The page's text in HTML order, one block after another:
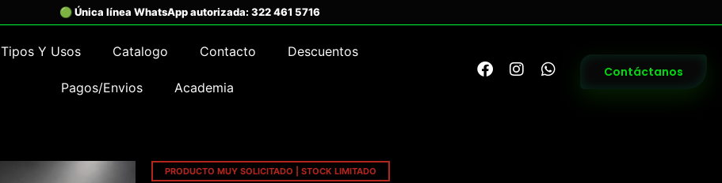
Tipos Y Usos Catalogo Contacto Descuentos
Pagos/Envios Academia
Contáctanos
PRODUCTO MUY SOLICITADO | STOCK LIMITADO